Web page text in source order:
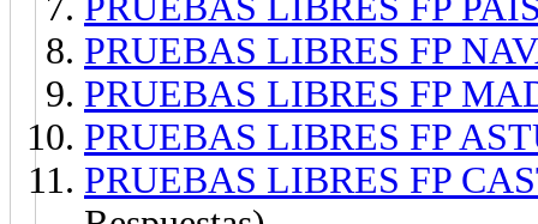
PRUEBAS LIBRES FP
PRUEBAS LIBRES FP
PRUEBAS LIBRES FP
PRUEBAS LIBRES FP